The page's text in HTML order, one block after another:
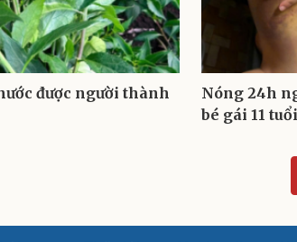
được người thành
Nóng 24h
bé gái 11